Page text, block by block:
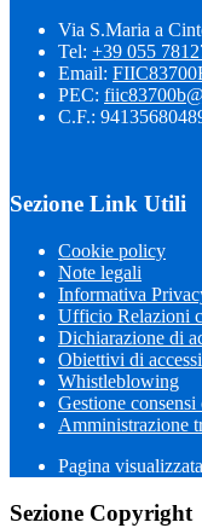
Via S.Maria a
Tel: +39 055
Email:
PEC:
C.F.:
Sezione Link Utili
Cookie policy
Note legali
Informativa
Ufficio Relazioni
Dichiarazione di
Obiettivi di
Whistleblowing
Gestione
Amministrazione
Pagina visualizzata
Sezione Copyright